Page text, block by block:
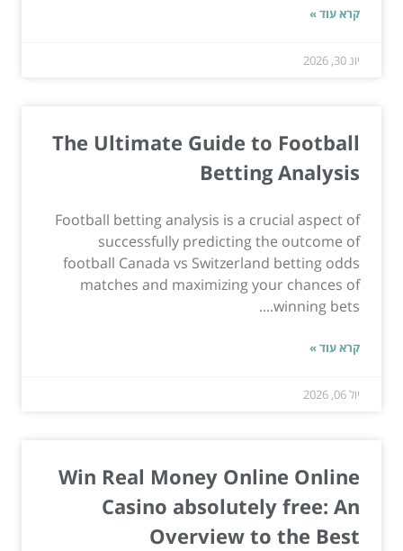
קרא עוד »
יונ 30, 2026
The Ultimate Guide to Football
Betting Analysis
Football betting analysis is a crucial aspect of
successfully predicting the outcome of
football Canada vs Switzerland betting odds
matches and maximizing your chances of
winning bets....
קרא עוד »
יול 06, 2026
Win Real Money Online Online
Casino absolutely free: An
Overview to the Best